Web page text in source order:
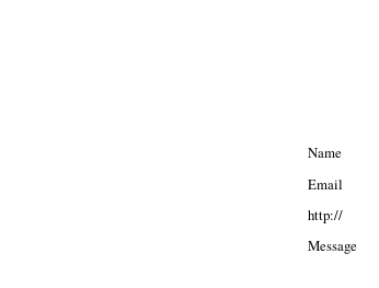
Name
Email
http://
Message